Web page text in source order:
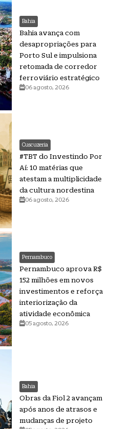
Bahia
Bahia avança com
desapropriações para
Porto Sul e impulsiona
retomada de corredor
ferroviário estratégico
06 agosto, 2026
Cuscuzeria
#TBT do Investindo Por
Aí: 10 matérias que
atestam a multiplicidade
da cultura nordestina
06 agosto, 2026
Pernambuco
Pernambuco aprova R$
152 milhões em novos
investimentos e reforça
interiorização da
atividade econômica
05 agosto, 2026
Bahia
Obras da Fiol 2 avançam
após anos de atrasos e
mudanças de projeto